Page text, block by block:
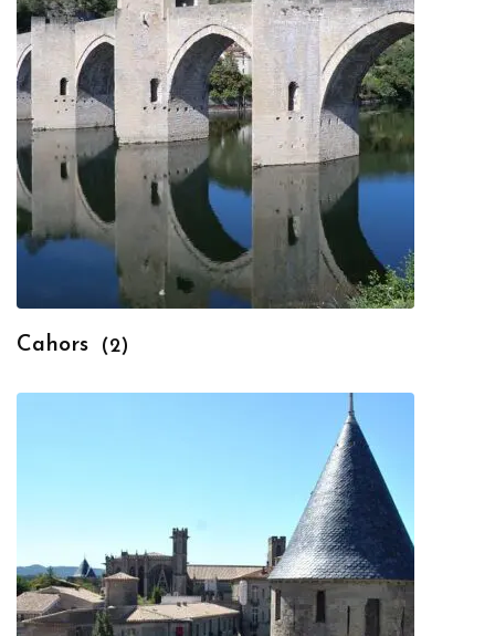
Cahors (2)